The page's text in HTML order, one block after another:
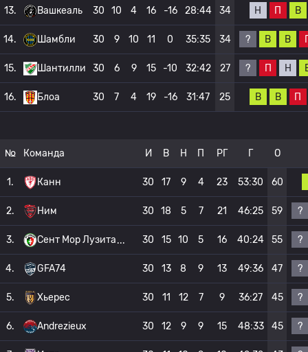
13. Вашкеаль 30 10 4 16 -16 28:44 34 Н П В
14. Шамбли 30 9 10 11 0 35:35 34 ? В В
15. Шантилли 30 6 9 15 -10 32:42 27 ? П Н
16. Блоа 30 7 4 19 -16 31:47 25 В В П
№ Команда И В Н П РГ Г О
1. Канн 30 17 9 4 23 53:30 60
2. Ним 30 18 5 7 21 46:25 59 ?
3. Сент Мор Лузита 30 15 10 5 16 40:24 55 ?
4. GFA74 30 13 8 9 13 49:36 47 ?
5. Хьерес 30 11 12 7 9 36:27 45 ?
6. Andrezieux 30 12 9 9 15 48:33 45 ?